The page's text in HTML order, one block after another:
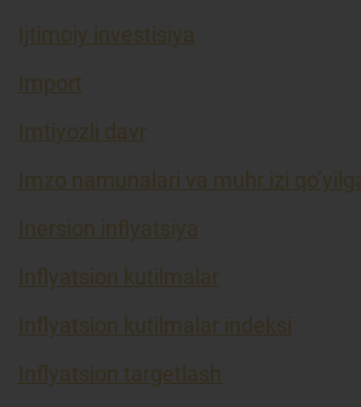
Ijtimoiy investisiya
Import
Imtiyozli davr
Imzo namunalari va muhr izi
Inersion inflyatsiya
Inflyatsion kutilmalar
Inflyatsion kutilmalar indeksi
Inflyatsion targetlash